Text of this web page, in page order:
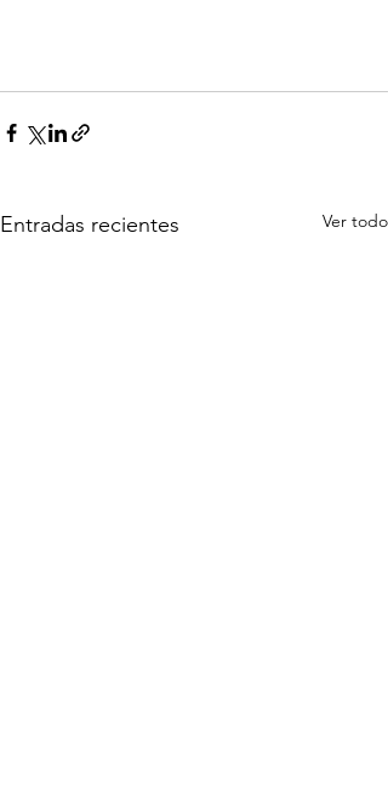
Entradas recientes Ver todo